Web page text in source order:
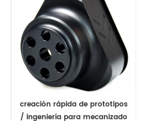
creación rápida de prototipos
/ ingeniería para mecanizado